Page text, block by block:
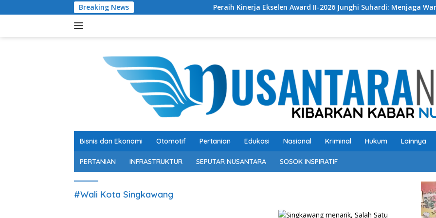
ke
Breaking News Peraih Kinerja Ekselen Award II-2026 Junghi Suhardi: Menjaga Warisan Budaya
Bisnis dan Ekonomi Otomotif Pertanian Edukasi Nasional Kriminal Hukum Lainnya
PERTANIAN INFRASTRUKTUR SEPUTAR NUSANTARA SOSOK INSPIRATIF
#Wali Kota Singkawang